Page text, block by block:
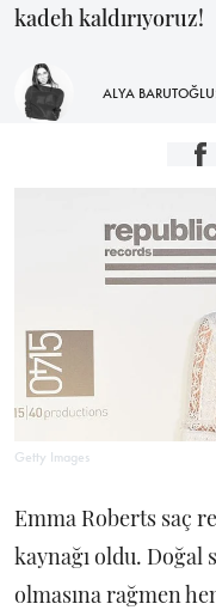
kadeh kaldırıyoruz!
ALYA BARUTOĞLU
Getty Images
Emma Roberts saç
kaynağı oldu. Doğal
olmasına rağmen